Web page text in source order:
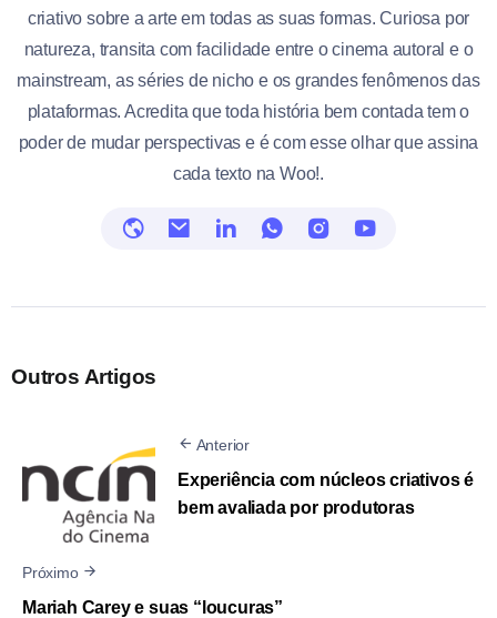
criativo sobre a arte em todas as suas formas. Curiosa por
natureza, transita com facilidade entre o cinema autoral e o
mainstream, as séries de nicho e os grandes fenômenos das
plataformas. Acredita que toda história bem contada tem o
poder de mudar perspectivas e é com esse olhar que assina
cada texto na Woo!.
Outros Artigos
Anterior
Experiência com núcleos criativos é
bem avaliada por produtoras
Próximo
Mariah Carey e suas “loucuras”